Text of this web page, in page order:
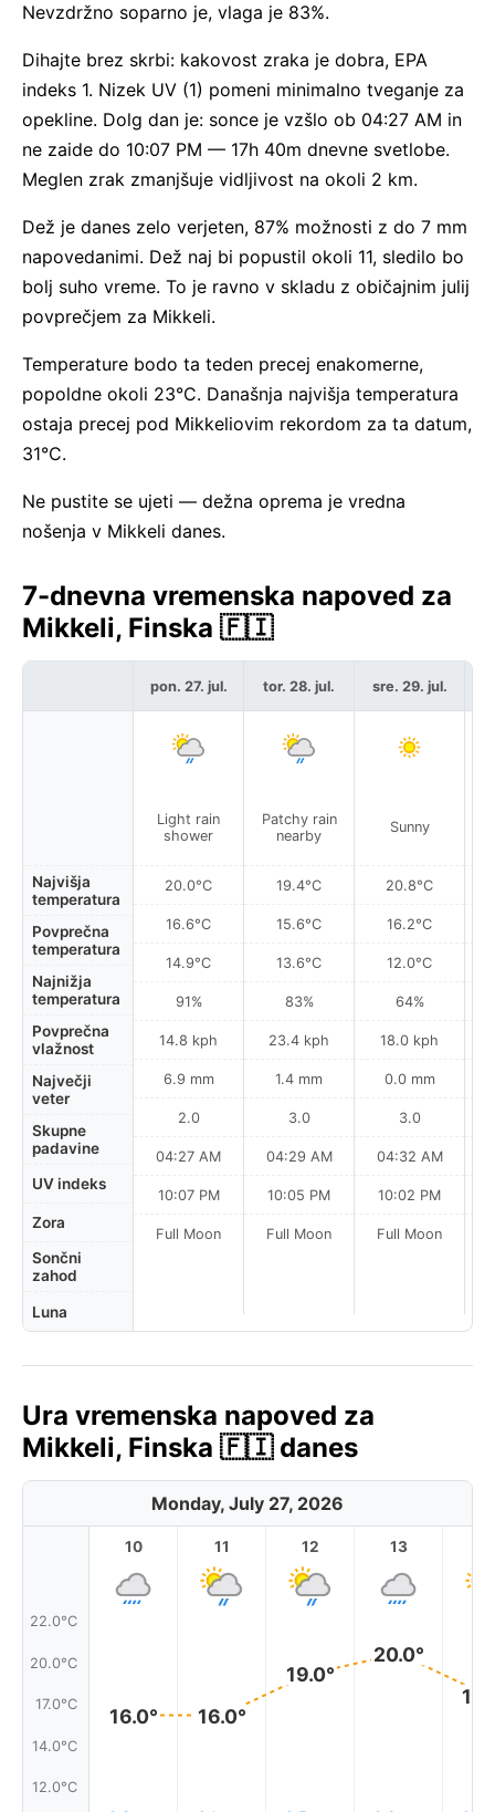
Nevzdržno soparno je, vlaga je 83%.
Dihajte brez skrbi: kakovost zraka je dobra, EPA
indeks 1. Nizek UV (1) pomeni minimalno tveganje za
opekline. Dolg dan je: sonce je vzšlo ob 04:27 AM in
ne zaide do 10:07 PM — 17h 40m dnevne svetlobe.
Meglen zrak zmanjšuje vidljivost na okoli 2 km.
Dež je danes zelo verjeten, 87% možnosti z do 7 mm
napovedanimi. Dež naj bi popustil okoli 11, sledilo bo
bolj suho vreme. To je ravno v skladu z običajnim julij
povprečjem za Mikkeli.
Temperature bodo ta teden precej enakomerne,
popoldne okoli 23°C. Današnja najvišja temperatura
ostaja precej pod Mikkeliovim rekordom za ta datum,
31°C.
Ne pustite se ujeti — dežna oprema je vredna
nošenja v Mikkeli danes.
7-dnevna vremenska napoved za
Mikkeli, Finska 🇫🇮
Najvišja
temperatura
Povprečna
temperatura
Najnižja
temperatura
Povprečna
vlažnost
Največji
veter
Skupne
padavine
UV indeks
Zora
Sončni
zahod
Luna
pon. 27. jul.
Light rain
shower
20.0°C
16.6°C
14.9°C
91%
14.8 kph
6.9 mm
2.0
04:27 AM
10:07 PM
Full Moon
tor. 28. jul.
Patchy rain
nearby
19.4°C
15.6°C
13.6°C
83%
23.4 kph
1.4 mm
3.0
04:29 AM
10:05 PM
Full Moon
sre. 29. jul.
Sunny
20.8°C
16.2°C
12.0°C
64%
18.0 kph
0.0 mm
3.0
04:32 AM
10:02 PM
Full Moon
Ura vremenska napoved za
Mikkeli, Finska 🇫🇮 danes
Monday, July 27, 2026
22.0°C
20.0°C
17.0°C
14.0°C
12.0°C
10
16.0°
11
16.0°
12
19.0°
13
20.0°